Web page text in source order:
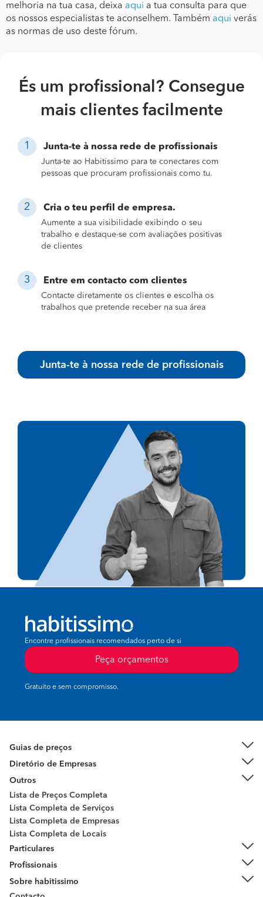
melhoria na tua casa, deixa aqui a tua consulta para que
os nossos especialistas te aconselhem. Também aqui verás
as normas de uso deste fórum.
És um profissional? Consegue
mais clientes facilmente
Junta-te à nossa rede de profissionais
Junta-te ao Habitissimo para te conectares com
pessoas que procuram profissionais como tu.
Cria o teu perfil de empresa.
Aumente a sua visibilidade exibindo o seu
trabalho e destaque-se com avaliações positivas
de clientes
Entre em contacto com clientes
Contacte diretamente os clientes e escolha os
trabalhos que pretende receber na sua área
Junta-te à nossa rede de profissionais
Encontre profissionais recomendados perto de si
Peça orçamentos
Gratuito e sem compromisso.
Guias de preços
Diretório de Empresas
Outros
Lista de Preços Completa
Lista Completa de Serviços
Lista Completa de Empresas
Lista Completa de Locais
Particulares
Profissionais
Sobre habitissimo